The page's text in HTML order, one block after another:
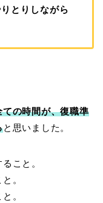
とりしながら
の時間が、復職準
と思いました。
こと。
。
。